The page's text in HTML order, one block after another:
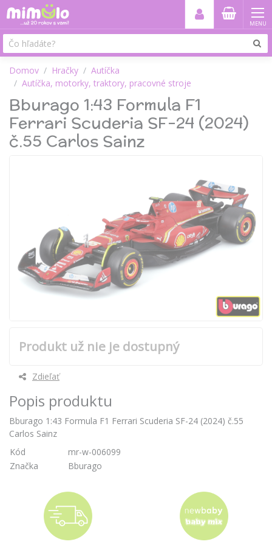
MENU
Domov Hračky
Autíčka
Autíčka, motorky, traktory, pracovné stroje
Bburago 1:43 Formula F1
Ferrari Scuderia SF-24 (2024)
č.55 Carlos Sainz
Produkt už nie je dostupný
Zdieľať
Popis produktu
Bburago 1:43 Formula F1 Ferrari Scuderia SF-24 (2024) č.55
Carlos Sainz
Kód
mr-w-006099
Značka
Bburago